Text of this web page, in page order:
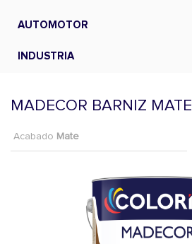
AUTOMOTOR
INDUSTRIA
MADECOR BARNIZ MATE
Acabado Mate